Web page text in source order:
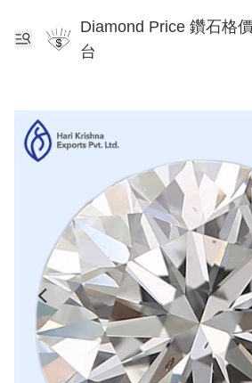
Diamond Price 鑽石格
台